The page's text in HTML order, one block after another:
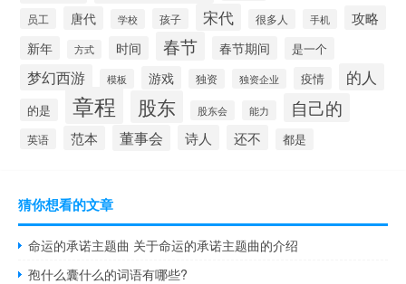
员工 唐代 学校 孩子 宋代 很多人 手机 攻略
新年 方式 时间 春节 春节期间 是一个
梦幻西游 模板 游戏 独资 独资企业 疫情 的人
的是 章程 股东 股东会 能力 自己的
英语 范本 董事会 诗人 还不 都是
猜你想看的文章
命运的承诺主题曲 关于命运的承诺主题曲的介绍
孢什么囊什么的词语有哪些?